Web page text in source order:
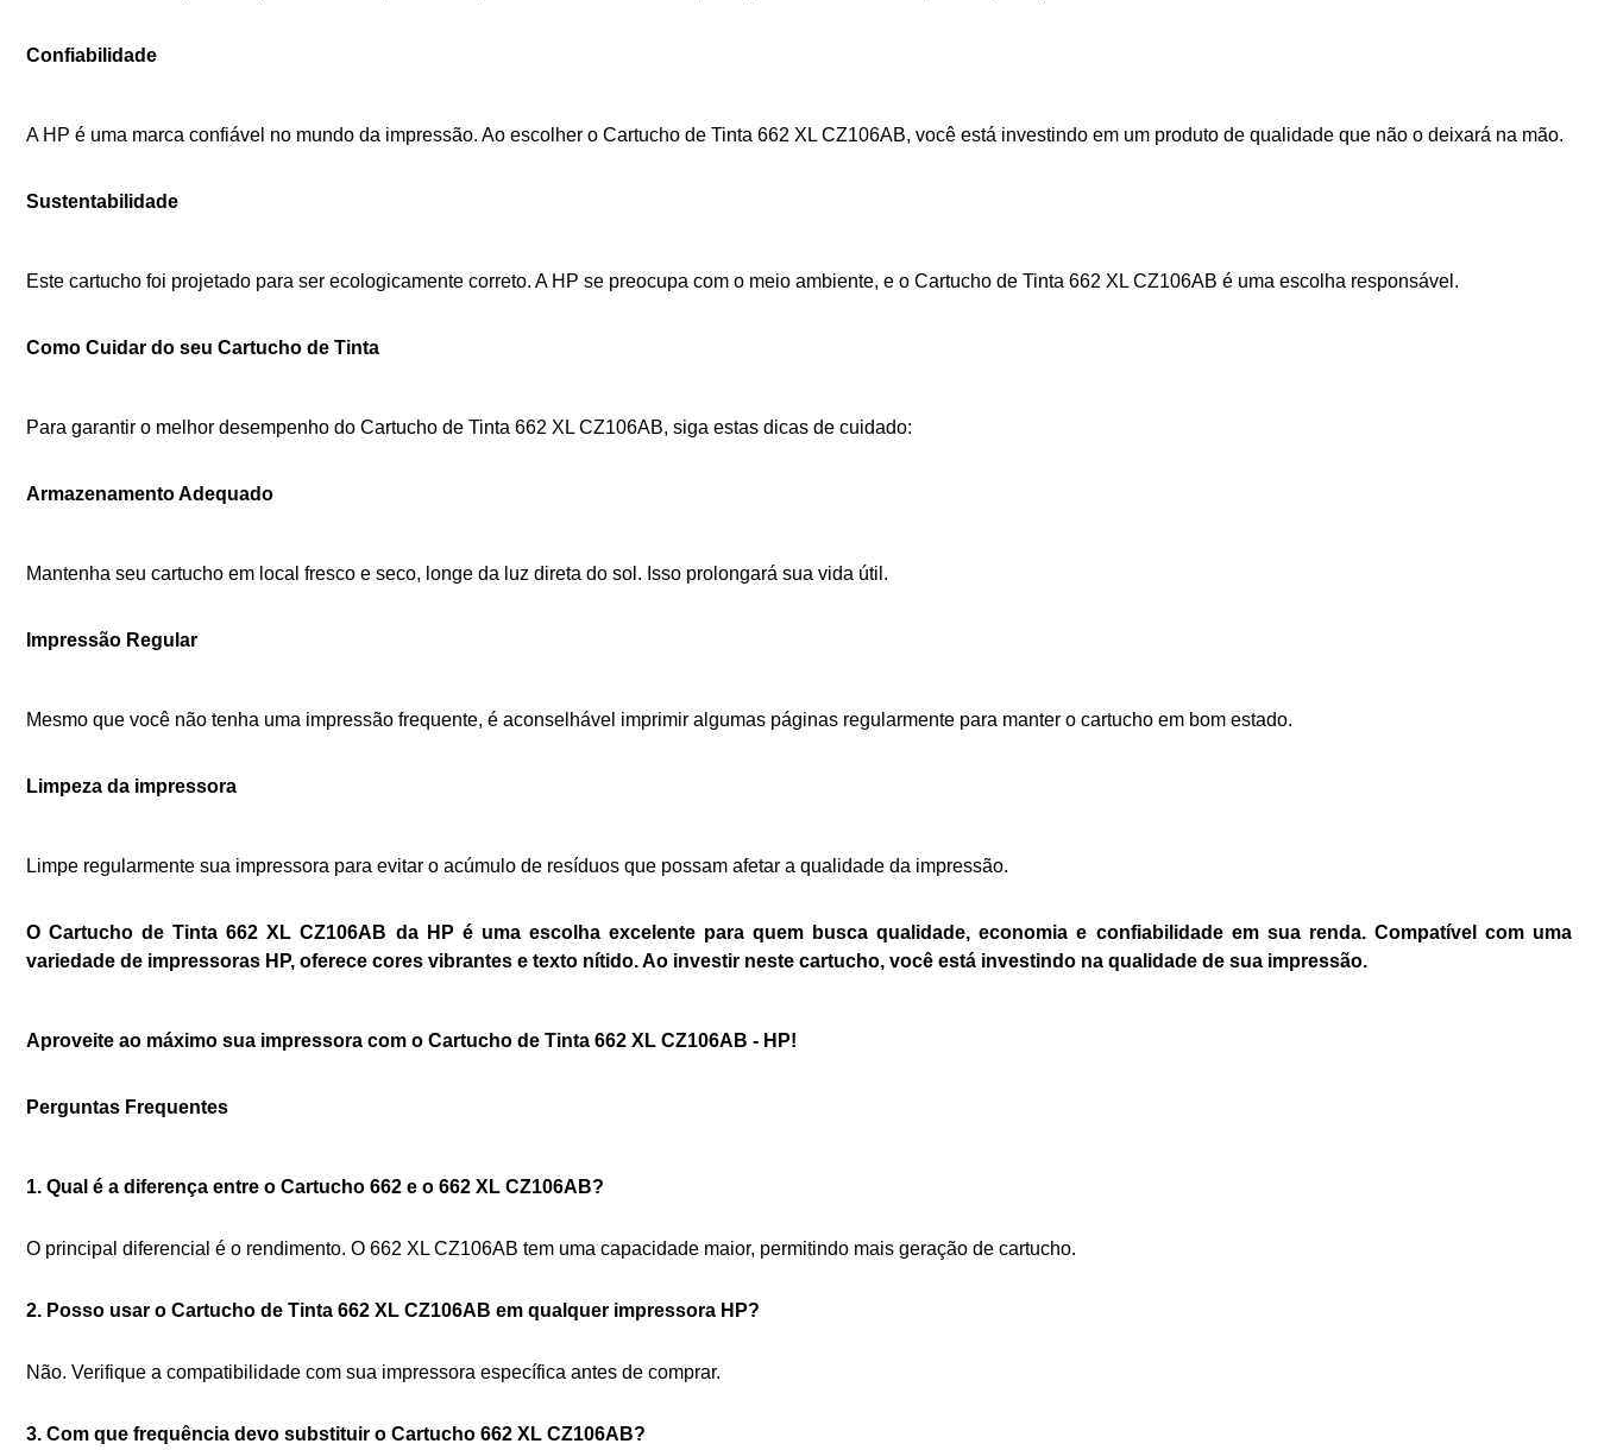
Confiabilidade
A HP é uma marca confiável no mundo da impressão. Ao escolher o Cartucho de Tinta 662 XL CZ106AB, você está investindo em um produto de qualidade que não o deixará na mão.
Sustentabilidade
Este cartucho foi projetado para ser ecologicamente correto. A HP se preocupa com o meio ambiente, e o Cartucho de Tinta 662 XL CZ106AB é uma escolha responsável.
Como Cuidar do seu Cartucho de Tinta
Para garantir o melhor desempenho do Cartucho de Tinta 662 XL CZ106AB, siga estas dicas de cuidado:
Armazenamento Adequado
Mantenha seu cartucho em local fresco e seco, longe da luz direta do sol. Isso prolongará sua vida útil.
Impressão Regular
Mesmo que você não tenha uma impressão frequente, é aconselhável imprimir algumas páginas regularmente para manter o cartucho em bom estado.
Limpeza da impressora
Limpe regularmente sua impressora para evitar o acúmulo de resíduos que possam afetar a qualidade da impressão.
O Cartucho de Tinta 662 XL CZ106AB da HP é uma escolha excelente para quem busca qualidade, economia e confiabilidade em sua renda. Compatível com uma
variedade de impressoras HP, oferece cores vibrantes e texto nítido. Ao investir neste cartucho, você está investindo na qualidade de sua impressão.
Aproveite ao máximo sua impressora com o Cartucho de Tinta 662 XL CZ106AB - HP!
Perguntas Frequentes
1. Qual é a diferença entre o Cartucho 662 e o 662 XL CZ106AB?
O principal diferencial é o rendimento. O 662 XL CZ106AB tem uma capacidade maior, permitindo mais geração de cartucho.
2. Posso usar o Cartucho de Tinta 662 XL CZ106AB em qualquer impressora HP?
Não. Verifique a compatibilidade com sua impressora específica antes de comprar.
3. Com que frequência devo substituir o Cartucho 662 XL CZ106AB?